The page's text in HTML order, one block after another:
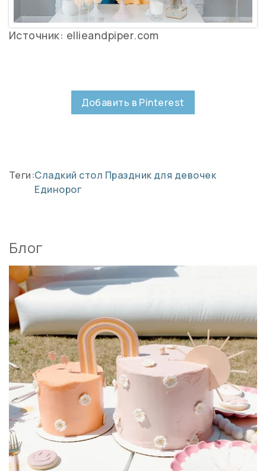
Источник: ellieandpiper.com
Добавить в Pinterest
Теги:Сладкий стол Праздник для девочек
Единорог
Блог